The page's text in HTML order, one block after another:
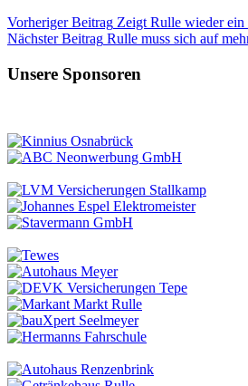
VorherigerBeitrag Zeigt Rulle wieder ein
NächsterBeitrag Rulle muss sich auf
Unsere Sponsoren